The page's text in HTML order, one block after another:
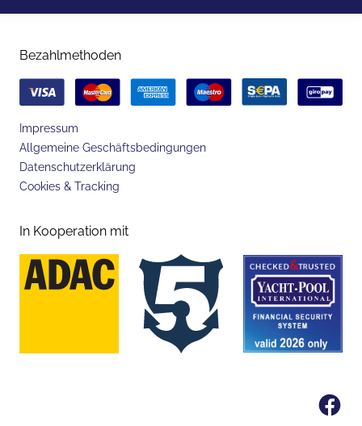
Bezahlmethoden
Impressum
Allgemeine Geschäftsbedingungen
Datenschutzerklärung
Cookies & Tracking
In Kooperation mit